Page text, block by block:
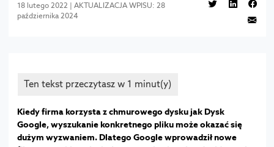
18 lutego 2022 | AKTUALIZACJA WPISU: 28
października 2024
Kiedy firma korzysta z chmurowego dysku jak Dysk
Google, wyszukanie konkretnego pliku może okazać się
dużym wyzwaniem. Dlatego Google wprowadził nowe